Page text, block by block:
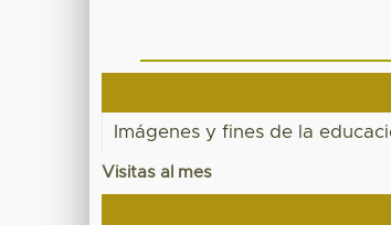
Imágenes y fines de la
Visitas al mes